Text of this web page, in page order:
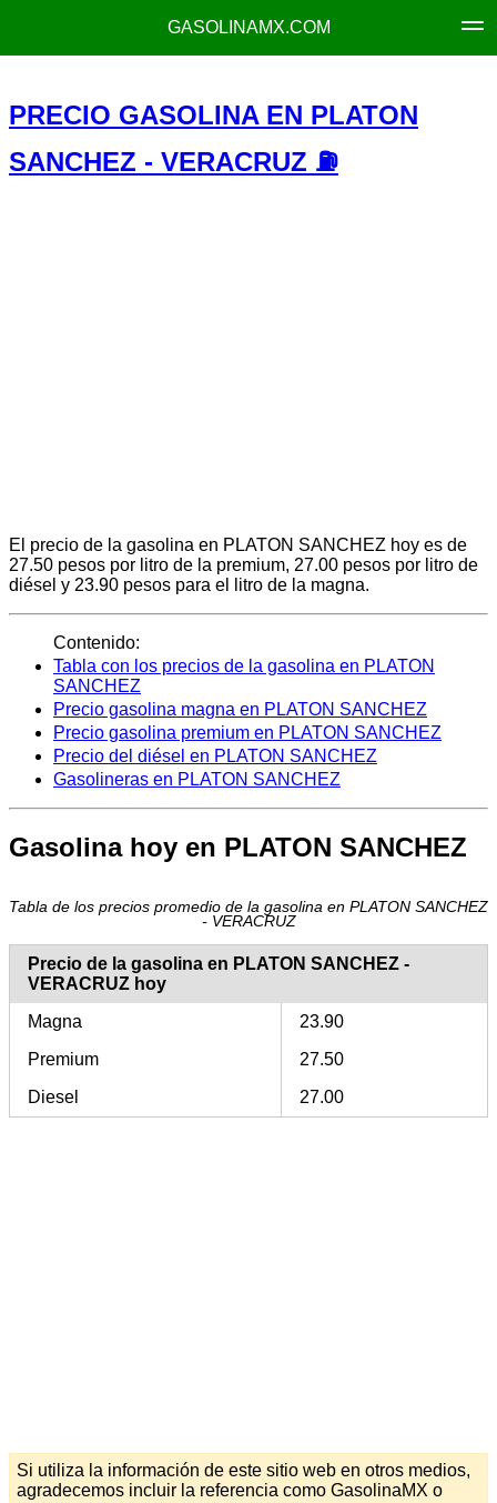
GASOLINAMX.COM
PRECIO GASOLINA EN PLATON
SANCHEZ - VERACRUZ ⛽
El precio de la gasolina en PLATON SANCHEZ hoy es de
27.50 pesos por litro de la premium, 27.00 pesos por litro de
diésel y 23.90 pesos para el litro de la magna.
Contenido:
Tabla con los precios de la gasolina en PLATON
SANCHEZ
Precio gasolina magna en PLATON SANCHEZ
Precio gasolina premium en PLATON SANCHEZ
Precio del diésel en PLATON SANCHEZ
Gasolineras en PLATON SANCHEZ
Gasolina hoy en PLATON SANCHEZ
Tabla de los precios promedio de la gasolina en PLATON SANCHEZ
- VERACRUZ
Precio de la gasolina en PLATON SANCHEZ -
VERACRUZ hoy
Magna
23.90
Premium
27.50
Diesel
27.00
Si utiliza la información de este sitio web en otros medios,
agradecemos incluir la referencia como GasolinaMX o